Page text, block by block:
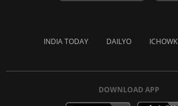
INDIA TODAY DAILYO ICHOWK
DOWNLOAD APP